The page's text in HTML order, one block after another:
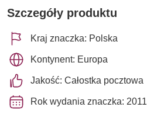
Szczegóły produktu
Kraj znaczka: Polska
Kontynent: Europa
Jakość: Całostka pocztowa
Rok wydania znaczka: 2011